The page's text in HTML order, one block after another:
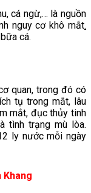
cá ngừ,… là nguồn
nguy cơ khô mắt.
cá.
quan, trong đó có
tụ trong mắt, lâu
mắt, đục thủy tinh
tình trạng mù lòa.
ly nước mỗi ngày
Khang